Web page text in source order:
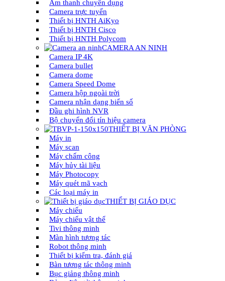
Âm thanh chuyên dụng
Camera trực tuyến
Thiết bị HNTH AiKyo
Thiết bị HNTH Cisco
Thiết bị HNTH Polycom
CAMERA AN NINH
Camera IP 4K
Camera bullet
Camera dome
Camera Speed Dome
Camera hộp ngoài trời
Camera nhận dạng biển số
Đầu ghi hình NVR
Bộ chuyển đổi tín hiệu camera
THIẾT BỊ VĂN PHÒNG
Máy in
Máy scan
Máy chấm công
Máy hủy tài liệu
Máy Photocopy
Máy quét mã vạch
Các loại máy in
THIẾT BỊ GIÁO DỤC
Máy chiếu
Máy chiếu vật thể
Tivi thông minh
Màn hình tương tác
Robot thông minh
Thiết bị kiểm tra, đánh giá
Bàn tương tác thông minh
Bục giảng thông minh